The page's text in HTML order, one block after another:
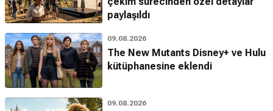
paylaşıldı
09.08.2026
The New Mutants Disney+ ve Hulu
kütüphanesine eklendi
09.08.2026